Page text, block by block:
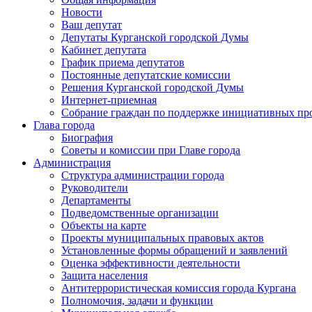
Новости
Ваш депутат
Депутаты Курганской городской Думы
Кабинет депутата
График приема депутатов
Постоянные депутатские комиссии
Решения Курганской городской Думы
Интернет-приемная
Собрание граждан по поддержке инициативных
Глава города
Биография
Советы и комиссии при Главе города
Администрация
Структура администрации города
Руководители
Департаменты
Подведомственные организации
Объекты на карте
Проекты муниципальных правовых актов
Установленные формы обращений и заявлений
Оценка эффективности деятельности
Защита населения
Антитеррористическая комиссия города Кургана
Полномочия, задачи и функции